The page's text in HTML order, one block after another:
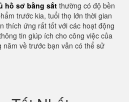
hồ sơ bằng sắtthường có độ bền
trước kia, tuổi thọ lớn thời gian
thích ứng rất tốt với các hoạt động
tin giúp ích cho công việc của
về trước bạn vẫn có thể sử